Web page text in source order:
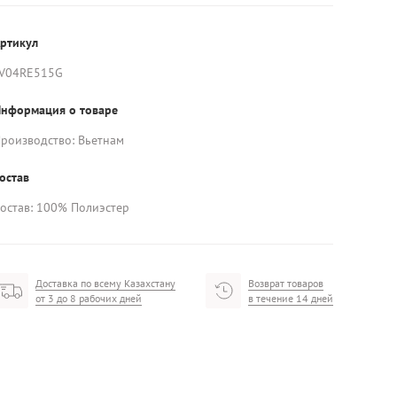
о товаре
Вьетнам
100% Полиэстер
Доставка по всему Казахстану
от 3 до 8 рабочих дней
Возврат товаров
в течение 14 дней